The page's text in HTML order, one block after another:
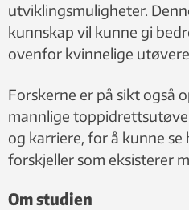
utviklingsmuligheter.
kunnskap vil kunne gi
ovenfor kvinnelige
Forskerne er på sikt også
mannlige
og karriere, for å kunne
forskjeller som eksisterer
Om studien